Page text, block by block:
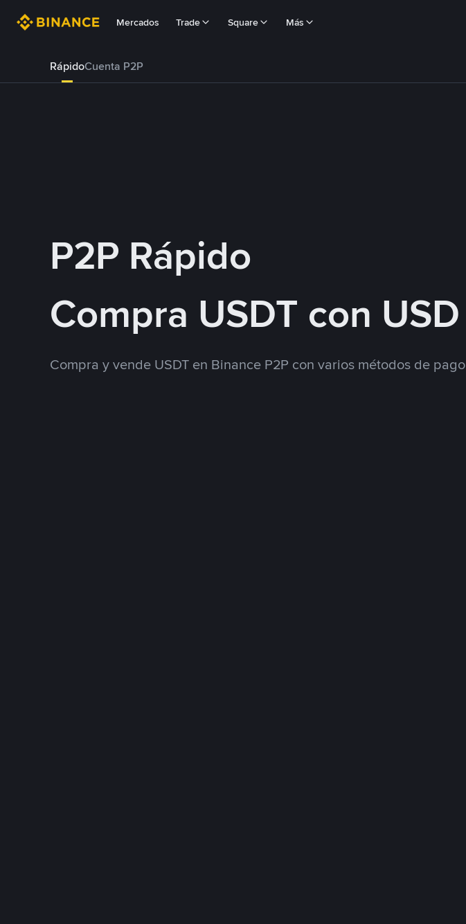
Mercados Trade Square Más
RápidoCuenta P2P
P2P Rápido
Compra USDT con USD
Compra y vende USDT en Binance P2P con varios métodos de pago